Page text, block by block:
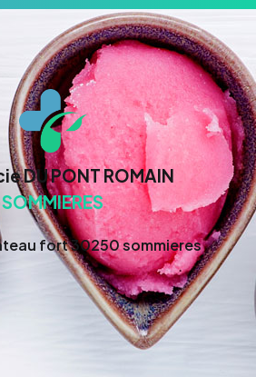
DU PONT ROMAIN
SOMMIERES
fort 30250 sommieres